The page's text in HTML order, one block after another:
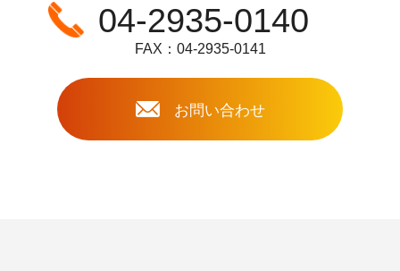
04-2935-0140
FAX：04-2935-0141
お問い合わせ